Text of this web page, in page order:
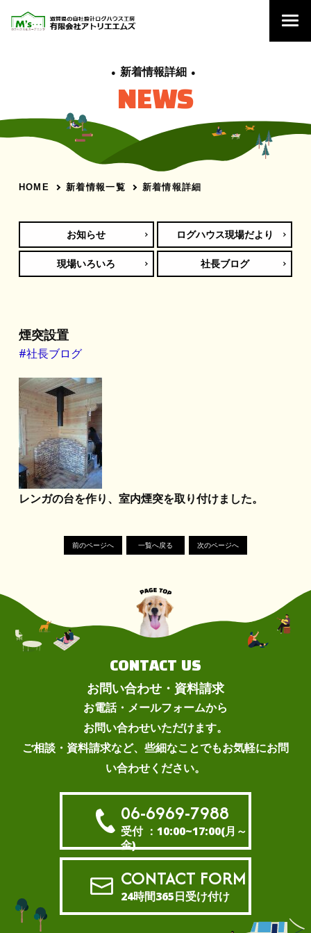
新着情報詳細
NEWS
HOME 新着情報一覧 新着情報詳細
お知らせ ログハウス現場だより
現場いろいろ 社長ブログ
煙突設置
#社長ブログ
レンガの台を作り、室内煙突を取り付けました。
前のページへ 一覧へ戻る 次のページへ
CONTACT US
お問い合わせ・資料請求
お電話・メールフォームから
お問い合わせいただけます。
ご相談・資料請求など、些細なことでもお気軽にお問
い合わせください。
06-6969-7988
受付 ：10:00~17:00(月～
金)
CONTACT FORM
24時間365日受け付け